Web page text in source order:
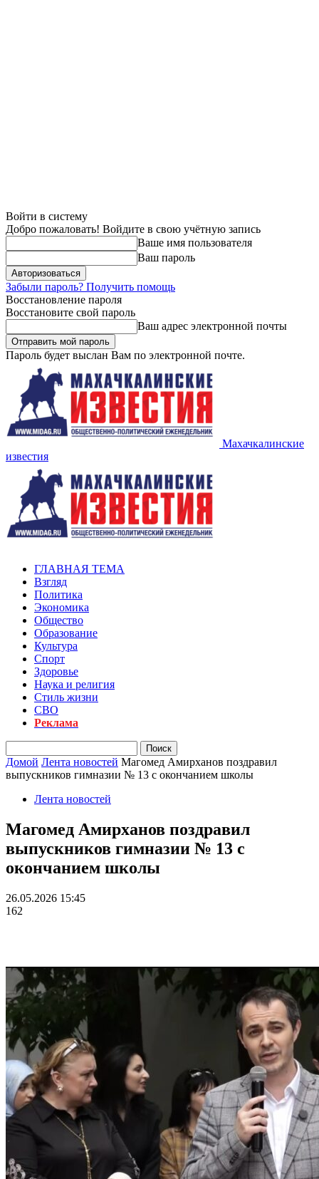
Войти в систему
Добро пожаловать! Войдите в свою учётную запись
Ваше имя пользователя
Ваш пароль
Забыли пароль? Получить помощь
Восстановление пароля
Восстановите свой пароль
Ваш адрес электронной почты
Пароль будет выслан Вам по электронной почте.
Махачкалинские
известия
ГЛАВНАЯ ТЕМА
Взгляд
Политика
Экономика
Общество
Образование
Культура
Спорт
Здоровье
Наука и религия
Стиль жизни
СВО
Реклама
Домой Лента новостей Магомед Амирханов поздравил
выпускников гимназии № 13 с окончанием школы
Лента новостей
Магомед Амирханов поздравил
выпускников гимназии № 13 с
окончанием школы
26.05.2026 15:45
162